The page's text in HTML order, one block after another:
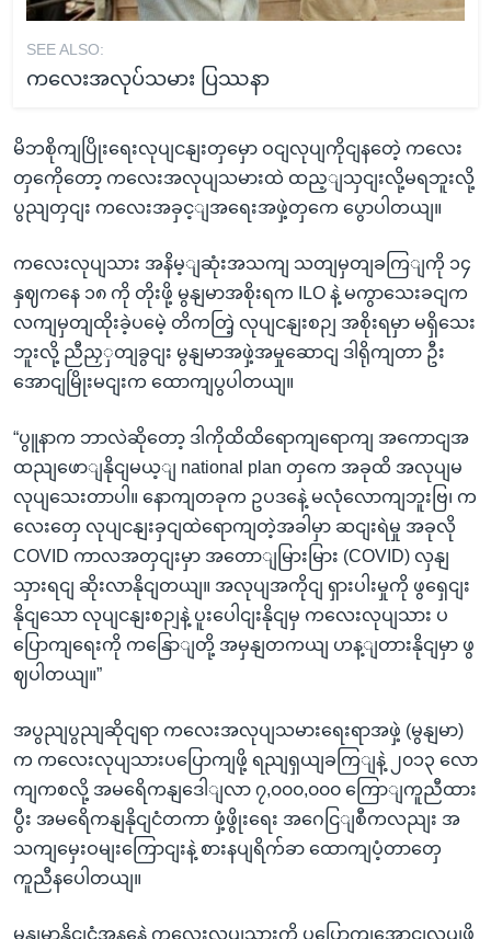
SEE ALSO:
ကလေးအလုပ်သမား ပြဿနာ
မိဘစိုကျပြိုးရေးလုပျငနျးတှမှော ဝငျလုပျကိုငျနတေဲ့ ကလေး
တှကေိုတော့ ကလေးအလုပျသမားထဲ ထည့ျသှငျးလို့မရဘူးလို့
ပွညျတှငျး ကလေးအခှင့ျအရေးအဖှဲ့တှကေ ပွောပါတယျ။
ကလေးလုပျသား အနိမ့ျဆုံးအသကျ သတျမှတျခကြျကို ၁၄
နှဈကနေ ၁၈ ကို တိုးဖို့ မွနျမာအစိုးရက ILO နဲ့ မကွာသေးခငျက
လကျမှတျထိုးခဲ့ပမေဲ့ တိကတြဲ့ လုပျငနျးစဉျ အစိုးရမှာ မရှိသေး
ဘူးလို့ ညီညှှတျခွငျး မွနျမာအဖှဲ့အမှုဆောငျ ဒါရိုကျတာ ဦး
အောငျမြိုးမငျးက ထောကျပွပါတယျ။
“ပွူနာက ဘာလဲဆိုတော့ ဒါကိုထိထိရောကျရောကျ အကောငျအ
ထညျဖောျနိုငျမယ့ျ national plan တှကေ အခုထိ အလုပျမ
လုပျသေးတာပါ။ နောကျတခုက ဥပဒနေဲ့ မလုံလောကျဘူးဗြ၊ က
လေးတှေ လုပျငနျးခှငျထဲရောကျတဲ့အခါမှာ ဆငျးရဲမှု အခုလို
COVID ကာလအတှငျးမှာ အတောျမြားမြား (COVID) လှနျ
သှားရငျ ဆိုးလာနိုငျတယျ။ အလုပျအကိုငျ ရှားပါးမှုကို ဖွရှေငျး
နိုငျသော လုပျငနျးစဉျနဲ့ ပူးပေါငျးနိုငျမှ ကလေးလုပျသား ပ
ပြောကျရေးကို ကနြောျတို့ အမှနျတကယျ ဟန့ျတားနိုငျမှာ ဖွ
ဈပါတယျ။”
အပွညျပွညျဆိုငျရာ ကလေးအလုပျသမားရေးရာအဖှဲ့ (မွနျမာ)
က ကလေးလုပျသားပပြောကျဖို့ ရညျရှယျခကြျနဲ့ ၂၀၁၃ လော
ကျကစလို့ အမရေိကနျဒေါျလာ ၇,၀၀၀,၀၀၀ ကြောျကူညီထား
ပွီး အမရေိကနျနိုငျငံတကာ ဖှံ့ဖွိုးရေး အဂေငြျစီကလညျး အ
သကျမှေးဝမျးကြောငျးနဲ့ စားနပျရိက်ခာ ထောကျပံ့တာတှေ
ကူညီနပေါတယျ။
မွနျမာနိုငျငံအနနေဲ့ ကလေးလုပျသားကို ပပြောကျအောငျလုပျဖို့